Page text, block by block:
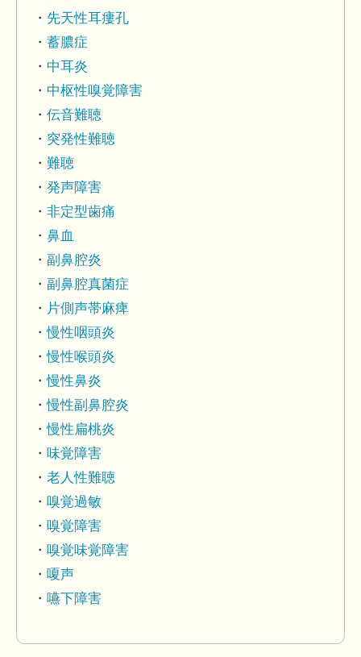
先天性耳瘻孔
蓄膿症
中耳炎
中枢性嗅覚障害
伝音難聴
突発性難聴
難聴
発声障害
非定型歯痛
鼻血
副鼻腔炎
副鼻腔真菌症
片側声帯麻痺
慢性咽頭炎
慢性喉頭炎
慢性鼻炎
慢性副鼻腔炎
慢性扁桃炎
味覚障害
老人性難聴
嗅覚過敏
嗅覚障害
嗅覚味覚障害
嗄声
嚥下障害